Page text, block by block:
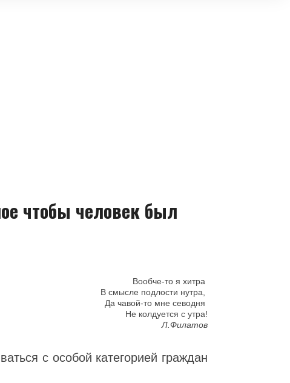
чтобы человек был
Вообче-то я хитра
В смысле подлости нутра,
Да чавой-то мне севодня
Л.Филатов
с особой категорией граждан